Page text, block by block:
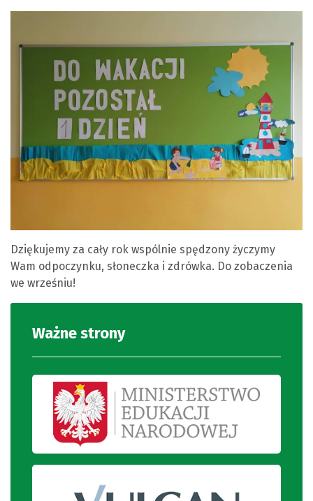
Dziękujemy za cały rok wspólnie spędzony życzymy
Wam odpoczynku, słoneczka i zdrówka. Do zobaczenia
we wrześniu!
Ważne strony